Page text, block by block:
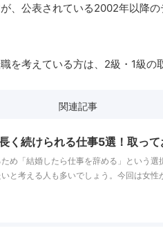
、公表されている2002年以降
を考えている方は、2級・1級の
関連記事
く続けられる仕事5選！取っ
め「結婚したら仕事を辞める」という
と考える人も多いでしょう。今回は女